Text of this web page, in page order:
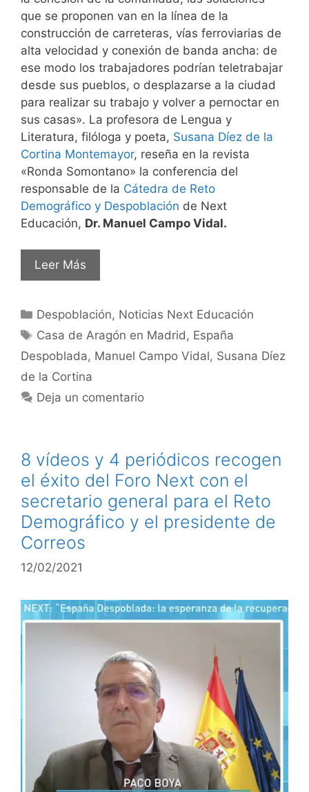
que se proponen van en la línea de la
construcción de carreteras, vías ferroviarias de
alta velocidad y conexión de banda ancha: de
ese modo los trabajadores podrían teletrabajar
desde sus pueblos, o desplazarse a la ciudad
para realizar su trabajo y volver a pernoctar en
sus casas». La profesora de Lengua y
Literatura, filóloga y poeta, Susana Díez de la
Cortina Montemayor, reseña en la revista
«Ronda Somontano» la conferencia del
responsable de la Cátedra de Reto
Demográfico y Despoblación de Next
Educación, Dr. Manuel Campo Vidal.
Leer Más
Despoblación, Noticias Next Educación
Casa de Aragón en Madrid, España
Despoblada, Manuel Campo Vidal, Susana Díez
de la Cortina
Deja un comentario
8 vídeos y 4 periódicos recogen
el éxito del Foro Next con el
secretario general para el Reto
Demográfico y el presidente de
Correos
12/02/2021